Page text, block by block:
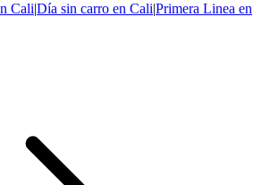
Cali|Día sin carro en Cali|Primera Linea en